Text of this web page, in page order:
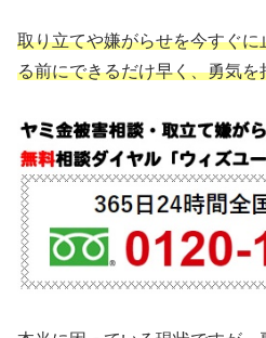
取り立てや嫌がらせを今すぐ
る前にできるだけ早く、勇気